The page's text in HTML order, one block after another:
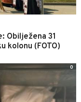
Obilježena 31
kolonu (FOTO)
0